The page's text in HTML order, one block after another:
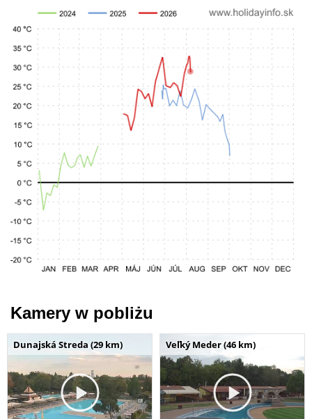
Kamery w pobliżu
Dunajská Streda (29 km) Veľký Meder (46 km)